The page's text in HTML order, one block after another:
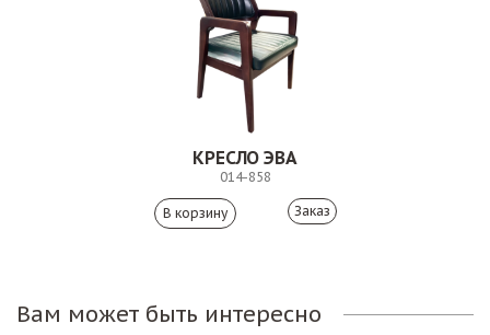
КРЕСЛО ЭВА
014-858
Заказ
Вам может быть интересно